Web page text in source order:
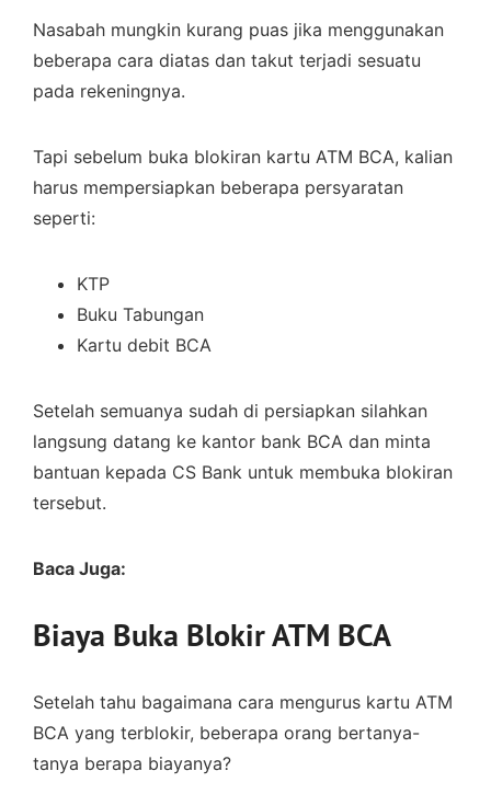
Nasabah mungkin kurang puas jika menggunakan
beberapa cara diatas dan takut terjadi sesuatu
pada rekeningnya.
Tapi sebelum buka blokiran kartu ATM BCA, kalian
harus mempersiapkan beberapa persyaratan
seperti:
KTP
Buku Tabungan
Kartu debit BCA
Setelah semuanya sudah di persiapkan silahkan
langsung datang ke kantor bank BCA dan minta
bantuan kepada CS Bank untuk membuka blokiran
tersebut.
Baca Juga:
Biaya Buka Blokir ATM BCA
Setelah tahu bagaimana cara mengurus kartu ATM
BCA yang terblokir, beberapa orang bertanya-
tanya berapa biayanya?